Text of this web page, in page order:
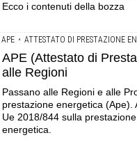
Ecco i contenuti della bozza
APE • ATTESTATO DI PRESTAZIONE
APE (Attestato di
alle Regioni
Passano alle Regioni e alle
prestazione energetica
Ue 2018/844 sulla
energetica.